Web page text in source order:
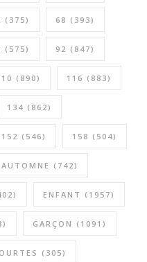
(375) 68 (393)
(575) 92 (847)
(890) 116 (883)
134 (862)
152 (546) 158 (504)
AUTOMNE (742)
ENFANT (1957)
GARÇON (1091)
(305)